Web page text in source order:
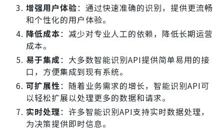
增强用户体验：通过快速准确的识别，提供更流畅
和个性化的用户体验。
降低成本：减少对专业人工的依赖，降低长期运营
成本。
易于集成：大多数智能识别API提供简单易用的接
口，方便集成到现有系统。
可扩展性：随着业务需求的增长，智能识别API可
以轻松扩展以处理更多的数据和请求。
实时处理：许多智能识别API支持实时数据处理，
为决策提供即时信息。